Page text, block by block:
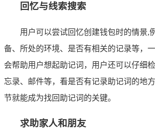
回忆与线索搜索
用户可以尝试回忆创建钱包时的情景,
备、所处的环境、是否有相关的记录等，
会帮助用户想起助记词，用户还可以仔细
忘录、邮件等，看是否有记录助记词的地
节就能成为找回助记词的关键。
求助家人和朋友